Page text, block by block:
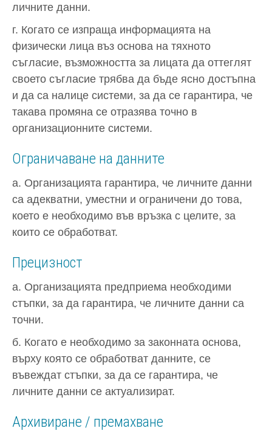
личните данни.
г. Когато се изпраща информацията на
физически лица въз основа на тяхното
съгласие, възможността за лицата да оттеглят
своето съгласие трябва да бъде ясно достъпна
и да са налице системи, за да се гарантира, че
такава промяна се отразява точно в
организационните системи.
Ограничаване на данните
а. Организацията гарантира, че личните данни
са адекватни, уместни и ограничени до това,
което е необходимо във връзка с целите, за
които се обработват.
Прецизност
а. Организацията предприема необходими
стъпки, за да гарантира, че личните данни са
точни.
б. Когато е необходимо за законната основа,
върху която се обработват данните, се
въвеждат стъпки, за да се гарантира, че
личните данни се актуализират.
Архивиране / премахване